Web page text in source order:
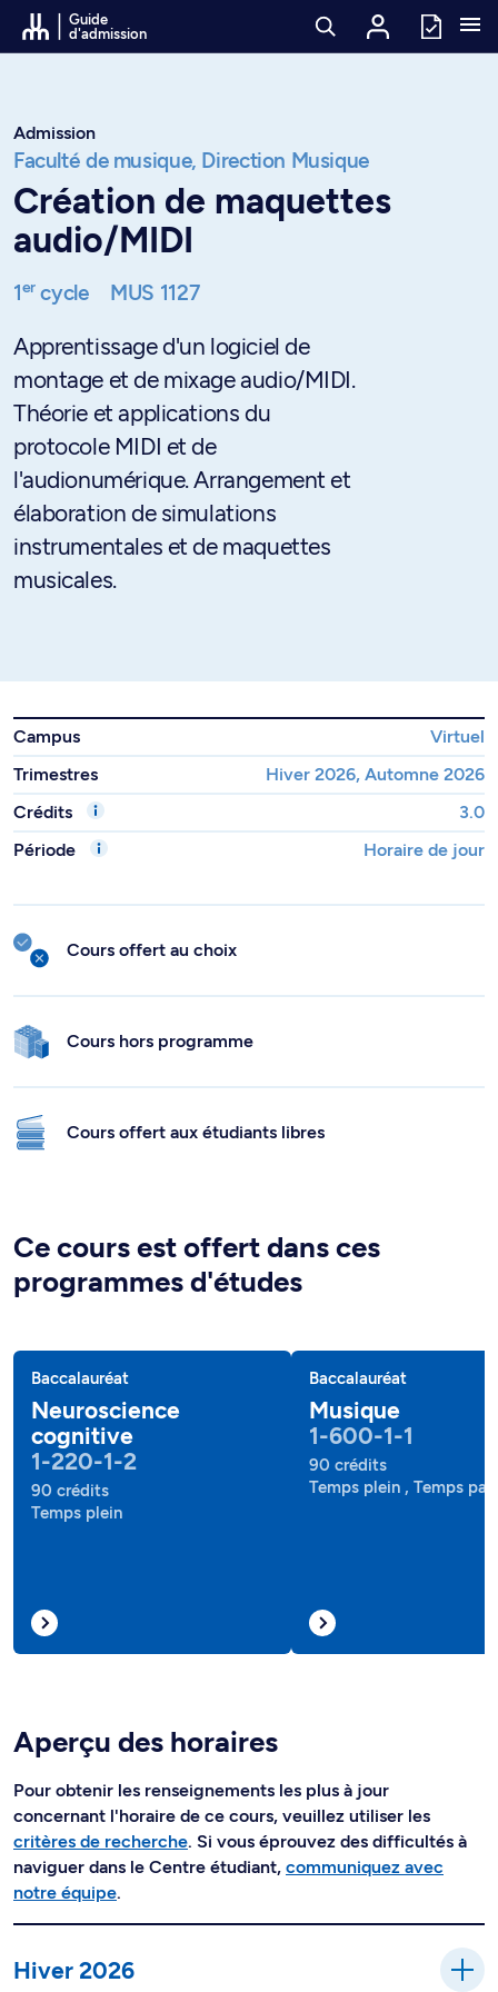
Passer au contenu
Guide
d'admission
Admission
Faculté de musique, Direction Musique
Création de maquettes
audio/MIDI
1ercycle MUS 1127
Apprentissage d'un logiciel de
montage et de mixage audio/MIDI.
Théorie et applications du
protocole MIDI et de
l'audionumérique. Arrangement et
élaboration de simulations
instrumentales et de maquettes
musicales.
Campus
Virtuel
Trimestres
Hiver 2026, Automne 2026
Crédits
3.0
Période
Horaire de jour
Cours offert au choix
Cours hors programme
Cours offert aux étudiants libres
Ce cours est offert dans ces
programmes d'études
Baccalauréat
Neuroscience
cognitive
1-220-1-2
90 crédits
Temps plein
Baccalauréat
Musique
1-600-1-1
90 crédits
Temps plein , Temps
Aperçu des horaires
Pour obtenir les renseignements les plus à jour
concernant l'horaire de ce cours, veuillez utiliser les
critères de recherche. Si vous éprouvez des difficultés à
naviguer dans le Centre étudiant, communiquez avec
notre équipe.
Hiver 2026